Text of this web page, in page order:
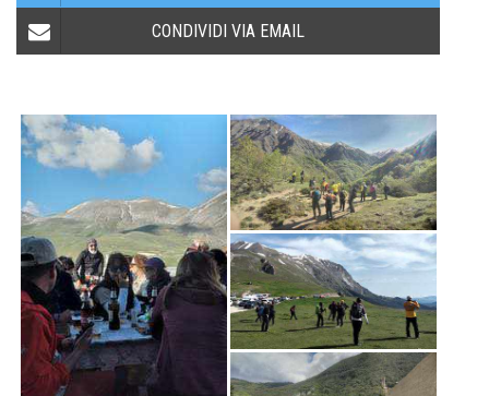
CONDIVIDI VIA EMAIL